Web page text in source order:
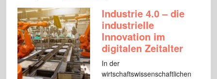
Industrie 4.0 – die
industrielle
Innovation im
digitalen Zeitalter
In der
wirtschaftswissenschaftlichen